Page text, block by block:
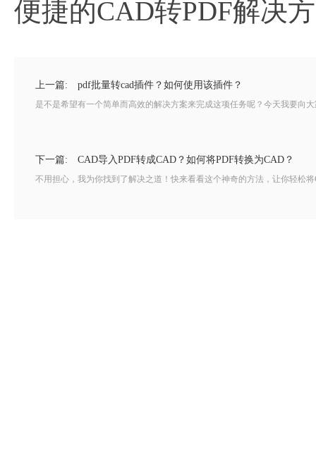
便捷的CAD转PDF解决
上一篇: pdf批量转cad插件？如何使用该插件？
是不是希望有一个简单而高效的解决方案来完成这项任务呢？今天我要向
下一篇: CAD导入PDF转成CAD？如何将PDF转换为CAD？
不用担心，我为你找到了解决之道！快来看看这个神奇的方法，让你轻松